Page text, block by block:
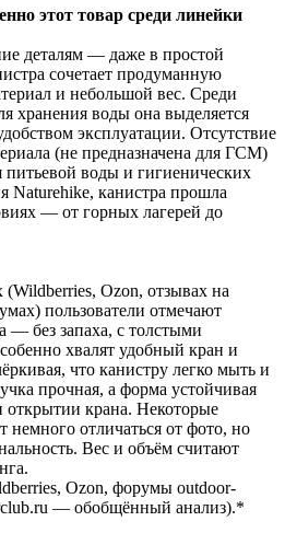
этот товар среди линейки
деталям — даже в простой
сочетает продуманную
и небольшой вес. Среди
хранения воды она выделяется
эксплуатации. Отсутствие
(не предназначена для ГСМ)
питьевой воды и гигиенических
Naturehike, канистра прошла
— от горных лагерей до
Ozon, отзывах на
пользователи отмечают
— без запаха, с толстыми
хвалят удобный кран и
что канистру легко мыть и
прочная, а форма устойчивая
крана. Некоторые
немного отличаться от фото, но
Вес и объём считают
Ozon, форумы outdoor-
— обобщённый анализ).*